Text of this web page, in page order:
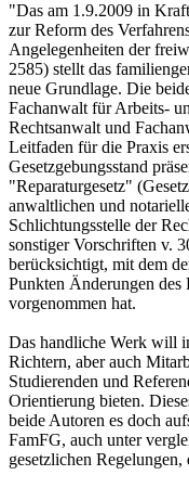
"Das am 1.9.2009 in
zur Reform des
Angelegenheiten der
2585) stellt das
neue Grundlage. Die
Fachanwalt für Arbeits-
Rechtsanwalt und
Leitfaden für die Praxis
Gesetzgebungsstand
"Reparaturgesetz"
anwaltlichen und
Schlichtungsstelle der
sonstiger Vorschriften v.
berücksichtigt, mit dem
Punkten Änderungen des
vorgenommen hat.
Das handliche Werk will
Richtern, aber auch
Studierenden und
Orientierung bieten.
beide Autoren es doch
FamFG, auch unter
gesetzlichen Regelungen,